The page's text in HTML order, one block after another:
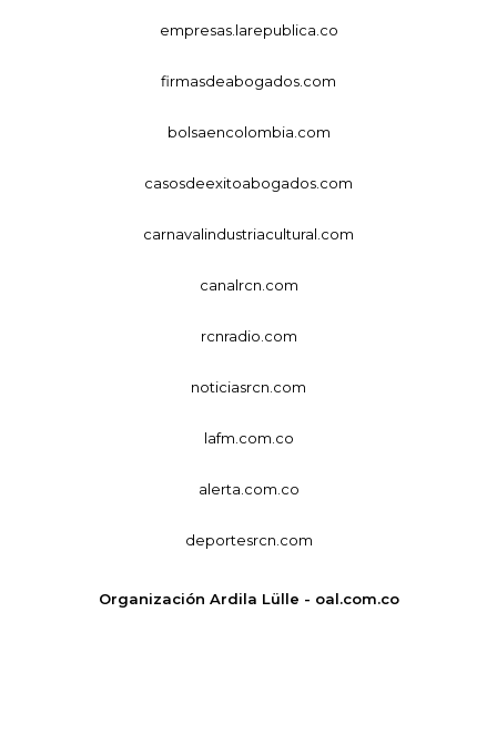
empresas.larepublica.co
firmasdeabogados.com
bolsaencolombia.com
casosdeexitoabogados.com
carnavalindustriacultural.com
canalrcn.com
rcnradio.com
noticiasrcn.com
lafm.com.co
alerta.com.co
deportesrcn.com
Organización Ardila Lülle - oal.com.co